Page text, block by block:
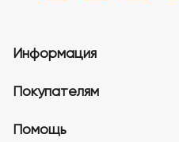
Информация
Покупателям
Помощь